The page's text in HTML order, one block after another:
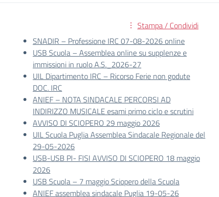
Stampa / Condividi
SNADIR – Professione IRC 07-08-2026 online
USB Scuola – Assemblea online su supplenze e
immissioni in ruolo A.S._2026-27
UIL Dipartimento IRC – Ricorso Ferie non godute
DOC. IRC
ANIEF – NOTA SINDACALE PERCORSI AD
INDIRIZZO MUSICALE esami primo ciclo e scrutini
AVVISO DI SCIOPERO 29 maggio 2026
UIL Scuola Puglia Assemblea Sindacale Regionale del
29-05-2026
USB-USB PI- FISI AVVISO DI SCIOPERO 18 maggio
2026
USB Scuola – 7 maggio Sciopero della Scuola
ANIEF assemblea sindacale Puglia 19-05-26